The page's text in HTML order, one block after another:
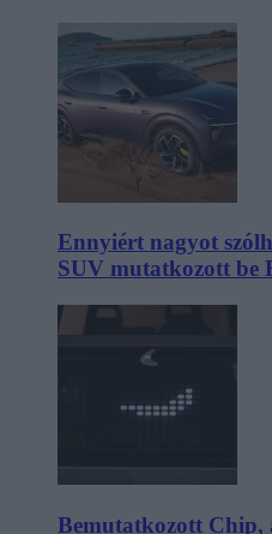
Ennyiért nagyot
SUV mutatkozott be
Bemutatkozott Chip,